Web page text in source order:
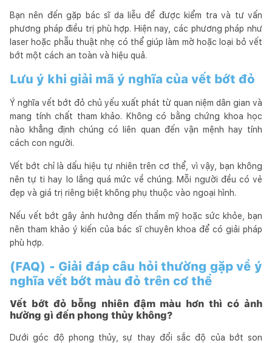
Bạn nên đến gặp bác sĩ da liễu để được kiểm tra và tư vấn
phương pháp điều trị phù hợp. Hiện nay, các phương pháp như
laser hoặc phẫu thuật nhẹ có thể giúp làm mờ hoặc loại bỏ vết
bớt một cách an toàn và hiệu quả.
Lưu ý khi giải mã ý nghĩa của vết bớt đỏ
Ý nghĩa vết bớt đỏ chủ yếu xuất phát từ quan niệm dân gian và
mang tính chất tham khảo. Không có bằng chứng khoa học
nào khẳng định chúng có liên quan đến vận mệnh hay tính
cách con người.
Vết bớt chỉ là dấu hiệu tự nhiên trên cơ thể, vì vậy, bạn không
nên tự ti hay lo lắng quá mức về chúng. Mỗi người đều có vẻ
đẹp và giá trị riêng biệt không phụ thuộc vào ngoại hình.
Nếu vết bớt gây ảnh hưởng đến thẩm mỹ hoặc sức khỏe, bạn
nên tham khảo ý kiến của bác sĩ chuyên khoa để có giải pháp
phù hợp.
(FAQ) - Giải đáp câu hỏi thường gặp về ý
nghĩa vết bớt màu đỏ trên cơ thể
Vết bớt đỏ bỗng nhiên đậm màu hơn thì có ảnh
hưởng gì đến phong thủy không?
Dưới góc độ phong thủy, sự thay đổi sắc độ của bớt son